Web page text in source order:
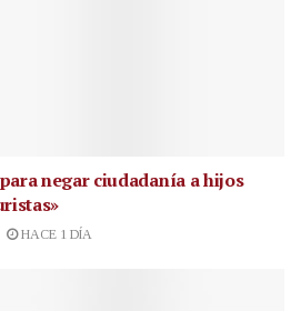
negar ciudadanía a hijos
HACE 1 DÍA